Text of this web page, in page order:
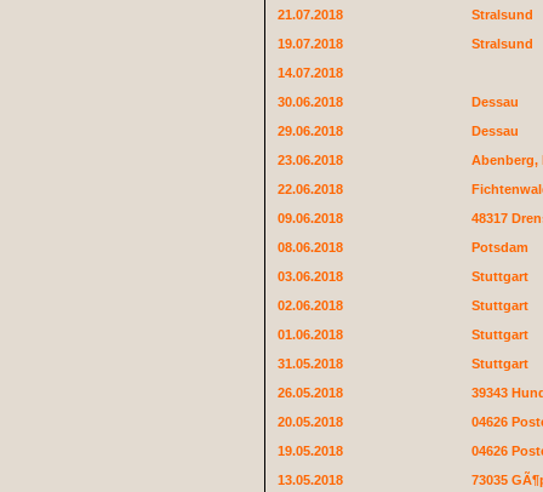
21.07.2018
Stralsund
19.07.2018
Stralsund
14.07.2018
30.06.2018
Dessau
29.06.2018
Dessau
23.06.2018
Abenberg,
22.06.2018
09.06.2018
48317
08.06.2018
Potsdam
03.06.2018
Stuttgart
02.06.2018
Stuttgart
01.06.2018
Stuttgart
31.05.2018
Stuttgart
26.05.2018
39343
20.05.2018
04626
19.05.2018
04626
13.05.2018
73035